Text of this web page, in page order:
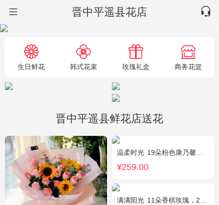
晋中平遥县花店
生日鲜花 韩式花束 玫瑰礼盒 商务花篮
晋中平遥县鲜花店送花
温柔时光 19朵粉色康乃馨，2支多头粉百合，黄莺搭配
¥259.00
满满阳光 11朵香槟玫瑰，2朵向日葵，1个蓝色绣球，配花、桔梗、绿叶搭配